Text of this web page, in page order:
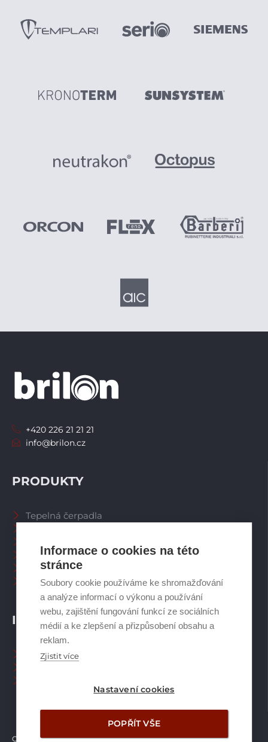
Informace o cookies na této
stránce
Soubory cookie používáme ke shromažďování
a analýze informací o výkonu a používání
webu, zajištění fungování funkcí ze sociálních
médií a ke zlepšení a přizpůsobení obsahu a
reklam.
Zjistit více
Nastavení cookies
POPŘÍT VŠE
INFORMACE
Naši pracovníci CZ
PRODUKTY
Tepelná čerpadla
Spalinové systémy
Plynové kotle
Ostatní příslušenství
+420 226 21 21 21
info@brilon.cz
Copyright © Brilon a.s. 2026